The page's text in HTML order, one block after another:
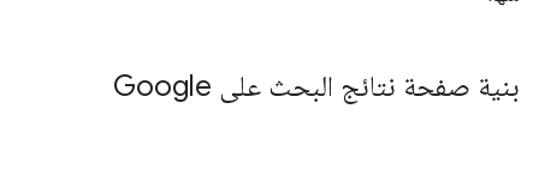
بنية صفحة نتائج البحث على Google